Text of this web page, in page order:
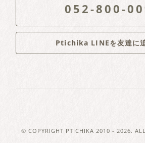
052-800-
Ptichika LINEを友達に
© COPYRIGHT PTICHIKA 2010 - 2026.